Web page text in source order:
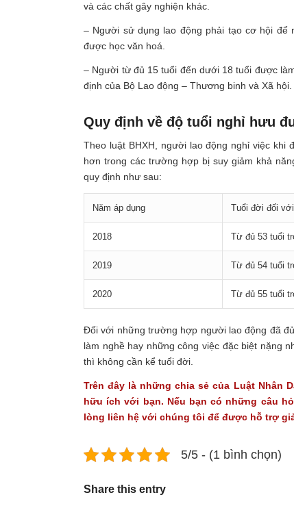
và các chất gây nghiện khác.
– Người sử dụng lao động phải tạo cơ hội để
được học văn hoá.
– Người từ đủ 15 tuổi đến dưới 18 tuổi được
định của Bộ Lao động – Thương binh và Xã hội.
Quy định về độ tuổi nghỉ hưu
Theo luật BHXH, người lao động nghỉ việc
hơn trong các trường hợp bị suy giảm khả
quy định như sau:
Năm áp dụng Tuổi đời đối
2018 Từ đủ 53 tuổi
2019 Từ đủ 54 tuổi
2020 Từ đủ 55 tuổi
Đối với những trường hợp người lao động đã
làm nghề hay những công việc đặc biệt nặng
thì không cần kể tuổi đời.
Trên đây là những chia sẻ của Luật Nhân
hữu ích với bạn. Nếu bạn có những câu
lòng liên hệ với chúng tôi để được hỗ trợ
5/5 - (1 bình chọn)
Share this entry